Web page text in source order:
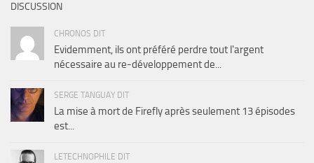
DISCUSSION
CHRONOS DIT
Evidemment, ils ont préféré perdre tout l'argent
nécessaire au re-développement de...
SERGE TANGUAY DIT
La mise à mort de Firefly après seulement 13 épisodes
est...
LETECHNOPHILE DIT